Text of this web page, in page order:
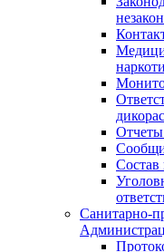
Отчеты
Состав
Санитарно-